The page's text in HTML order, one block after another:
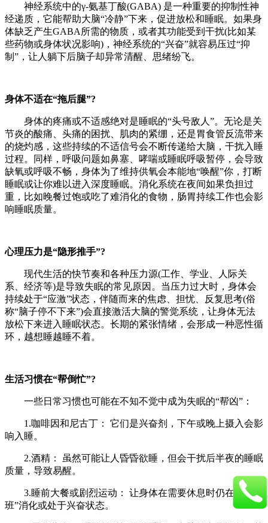
神经系统中的​​γ-氨基丁酸(GABA)​​ 是一种重要的抑制性神
经递质，它能帮助大脑“冷静”下来，促进放松和睡眠。如果身
体缺乏产生GABA所需的物质，或者其功能受到干扰(比如某
些药物或身体状况影响)，神经系统的“兴奋”就容易压过“抑
制”，让人躺下后脑子却异常清醒、思绪纷飞。
​​身体不适在“拖后腿”?​​
身体的疼痛或不适感绝对是睡眠的“头号敌人”。无论是关
节炎的酸痛、头痛的困扰、肌肉的紧绷，还是胃食管反流带来
的烧灼感，这些持续的不适信号会不断传递给大脑，干扰入睡
过程。同样，​​呼吸问题​​如鼻塞、哮喘或睡眠呼吸暂停，会导致
缺氧或呼吸不畅，身体为了维持供氧会本能地“唤醒”你，打断
睡眠或让你难以进入深度睡眠。​​消化系统​​在夜间如果负担过
重，比如晚餐过饱或吃了难消化的食物，肠胃持续工作也会影
响睡眠质量。
​​心理压力是“隐形推手”?​​
现代生活的快节奏和各种压力源(工作、学业、人际关
系、经济等)是导致失眠的常见原因。当压力过大时，身体会
持续处于“应激”状态，伴随而来的焦虑、担忧、反复思考(俗
称“脑子停不下来”)会直接激活大脑的警觉系统，让身体无法
放松下来进入睡眠状态。​​长期的紧张情绪，会形成一种恶性循
环，越想睡越睡不着。​​
​​生活习惯在“帮倒忙”?​​
一些日常习惯也可能在不知不觉中成为失眠的“帮凶”：
1.​​咖啡因和尼古丁：​​ 它们是兴奋剂，下午或晚上摄入会影
响入睡。
2.​​酒精：​​ 虽然可能让人昏昏欲睡，但会干扰后半夜的睡眠
质量，导致易醒。
3.​​睡前大餐或剧烈运动：​​ 让身体在需要休息时仍在“加
班”消化或处于兴奋状态。